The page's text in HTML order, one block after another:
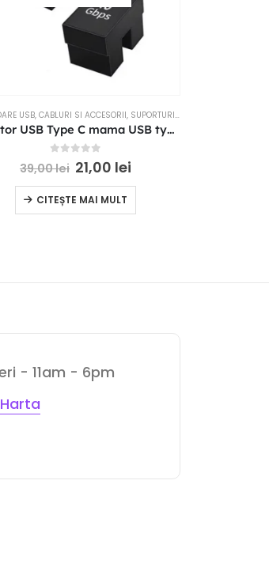
USB, CABLURI SI ACCESORII, SUPORTURI SI ACCESORII
Adaptor USB Type C mama USB type C mama 180 grade in forma de U
out of 5
39,00lei 21,00 lei
CITEȘTE MAI MULT
- 11am - 6pm